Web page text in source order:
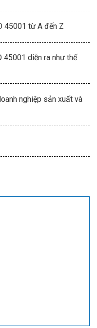
45001 từ A đến Z
45001 diễn ra như thế
nghiệp sản xuất và